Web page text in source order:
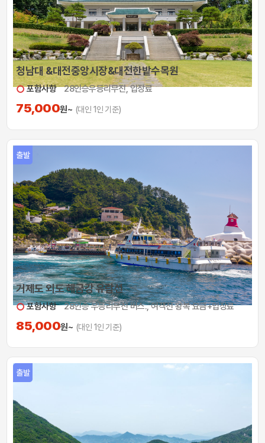
청남대 &대전중앙시장&대전한밭수목원
포함사항 28인승우등리무진, 입장료
75,000원~ (대인 1인 기준)
출발
거제도 외도 해금강 유람선
포함사항 28인승 우등리무진 버스., 여객선 왕복 요금+입장료
85,000원~ (대인 1인 기준)
출발